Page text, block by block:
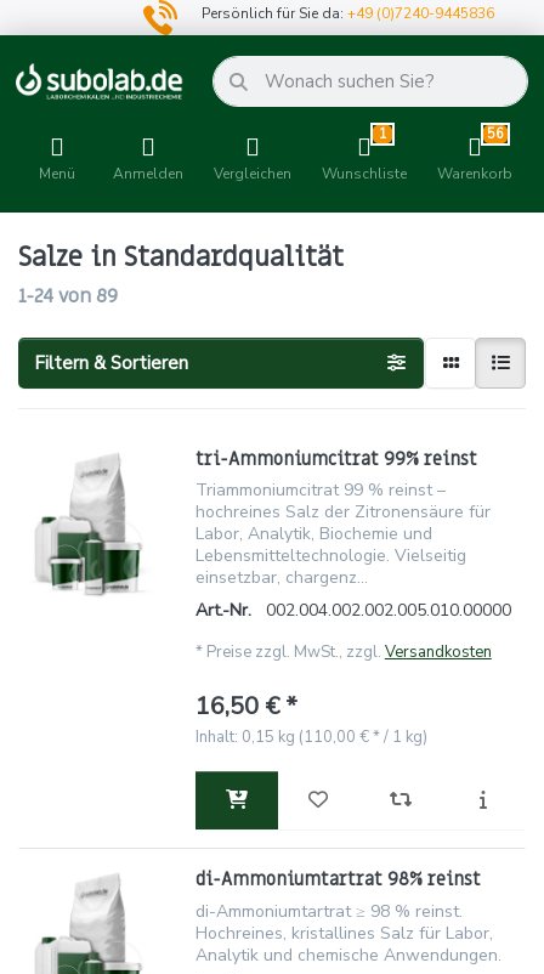
Persönlich für Sie da:+49 (0)7240-9445836
Menü Anmelden Vergleichen
1
Wunschliste
56
Warenkorb
Salze in Standardqualität
1-24von 89
Filtern & Sortieren
tri-Ammoniumcitrat 99% reinst
Triammoniumcitrat 99 % reinst –
hochreines Salz der Zitronensäure für
Labor, Analytik, Biochemie und
Lebensmitteltechnologie. Vielseitig
einsetzbar, chargenz...
Art.-Nr.
002.004.002.002.005.010.00000
* Preise zzgl. MwSt., zzgl. Versandkosten
16,50 € *
Inhalt: 0,15 kg (110,00 € * / 1 kg)
di-Ammoniumtartrat 98% reinst
di-Ammoniumtartrat ≥ 98 % reinst.
Hochreines, kristallines Salz für Labor,
Analytik und chemische Anwendungen.